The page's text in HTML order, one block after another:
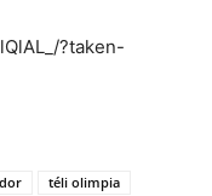
?taken-
téli olimpia